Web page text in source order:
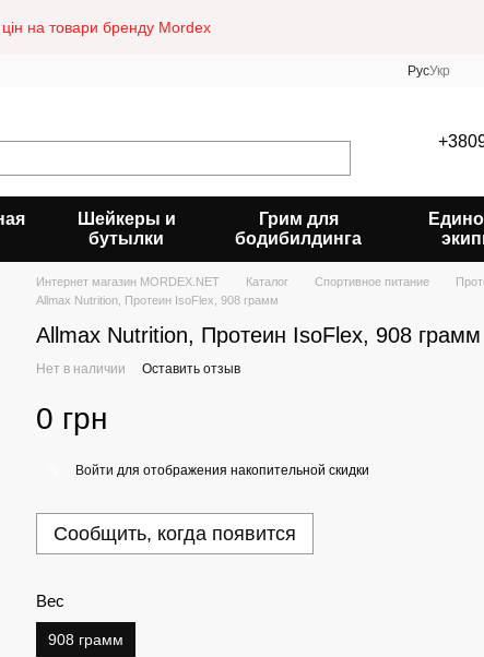
на товари бренду Mordex
РусУкр
Шейкеры и
бутылки
Грим для
бодибилдинга
Интернет магазин MORDEX.NET Каталог Спортивное питание
Allmax Nutrition, Протеин IsoFlex, 908 грамм
Allmax Nutrition, Протеин IsoFlex, 908 грамм
Нет в наличии Оставить отзыв
0 грн
Войти для отображения накопительной скидки
Сообщить, когда появится
Вес
908 грамм